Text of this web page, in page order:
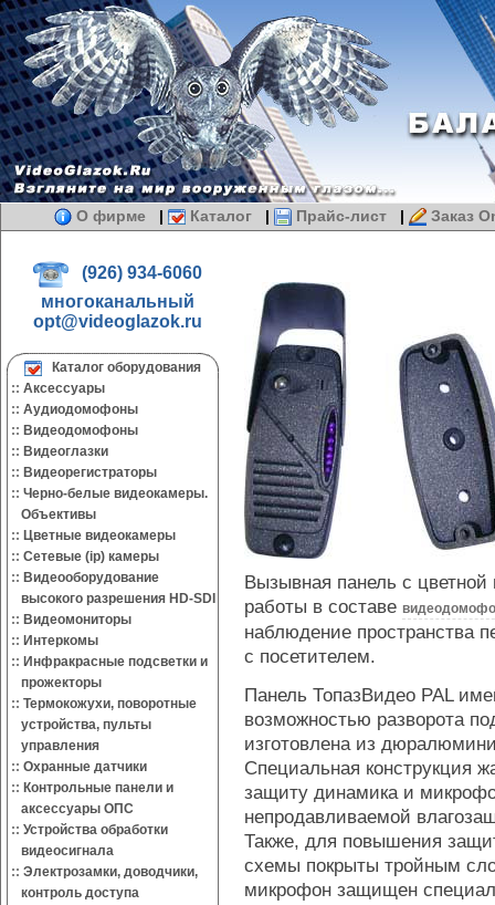
О фирме | Каталог | Прайс-лист | Заказ
(926) 934-6060
многоканальный
opt@videoglazok.ru
Каталог оборудования
:: Аксессуары
:: Аудиодомофоны
:: Видеодомофоны
:: Видеоглазки
:: Видеорегистраторы
:: Черно-белые видеокамеры.
Объективы
:: Цветные видеокамеры
:: Сетевые (ip) камеры
:: Видеооборудование
высокого разрешения HD-SDI
:: Видеомониторы
:: Интеркомы
:: Инфракрасные подсветки и
прожекторы
:: Термокожухи, поворотные
устройства, пульты
управления
:: Охранные датчики
:: Контрольные панели и
аксессуары ОПС
:: Устройства обработки
видеосигнала
:: Электрозамки, доводчики,
контроль доступа
Вызывная панель с
работы в составе
наблюдение пространства
с посетителем.
Панель ТопазВидео PAL
возможностью разворота
изготовлена из
Специальная конструкция
защиту динамика и
непродавливаемой
Также, для повышения
схемы покрыты тройным
микрофон защищен